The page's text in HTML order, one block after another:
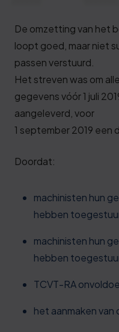
De omzetting van het
loopt goed, maar niet
passen verstuurd.
Het streven was om
gegevens vóór 1 juli
aangeleverd, voor
1 september 2019 een
Doordat:
machinisten hun
hebben
machinisten hun
hebben
TCVT-RA
het aanmaken van
ervaring.
Verzend